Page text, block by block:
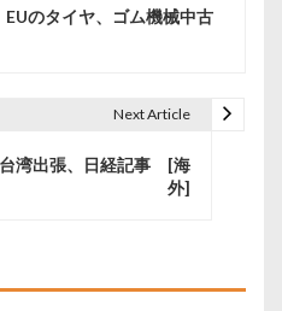
のタイヤ、ゴム機械中古
Next Article
湾出張、日経記事 [海
外]